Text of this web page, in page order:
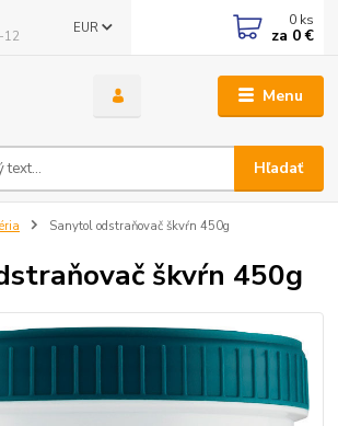
Menu
EUR
Hľadať
12
0 ks
za 0 €
Sanytol odstraňovač škvŕn 450g
škvŕn 450g